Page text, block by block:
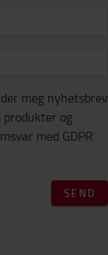
meg nyhetsbrev
og
med GDPR.
SEND